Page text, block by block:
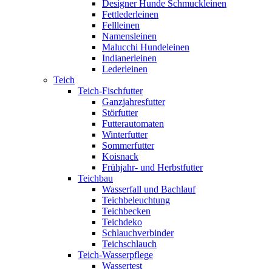
Designer Hunde Schmuckleinen
Fettlederleinen
Fellleinen
Namensleinen
Malucchi Hundeleinen
Indianerleinen
Lederleinen
Teich
Teich-Fischfutter
Ganzjahresfutter
Störfutter
Futterautomaten
Winterfutter
Sommerfutter
Koisnack
Frühjahr- und Herbstfutter
Teichbau
Wasserfall und Bachlauf
Teichbeleuchtung
Teichbecken
Teichdeko
Schlauchverbinder
Teichschlauch
Teich-Wasserpflege
Wassertest